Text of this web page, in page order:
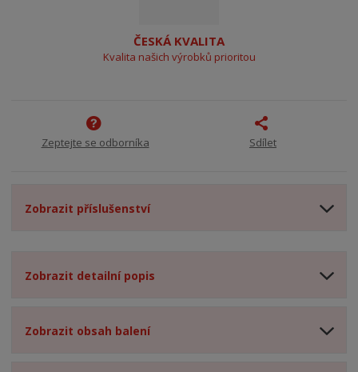
ČESKÁ KVALITA
Kvalita našich výrobků prioritou
Zeptejte se odborníka Sdílet
Zobrazit příslušenství
Zobrazit detailní popis
Zobrazit obsah balení